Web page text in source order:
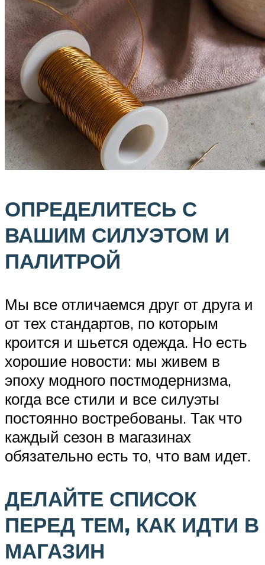
ОПРЕДЕЛИТЕСЬ С
ВАШИМ СИЛУЭТОМ И
ПАЛИТРОЙ
Мы все отличаемся друг от друга и
от тех стандартов, по которым
кроится и шьется одежда. Но есть
хорошие новости: мы живем в
эпоху модного постмодернизма,
когда все стили и все силуэты
постоянно востребованы. Так что
каждый сезон в магазинах
обязательно есть то, что вам идет.
ДЕЛАЙТЕ СПИСОК
ПЕРЕД ТЕМ, КАК ИДТИ В
МАГАЗИН